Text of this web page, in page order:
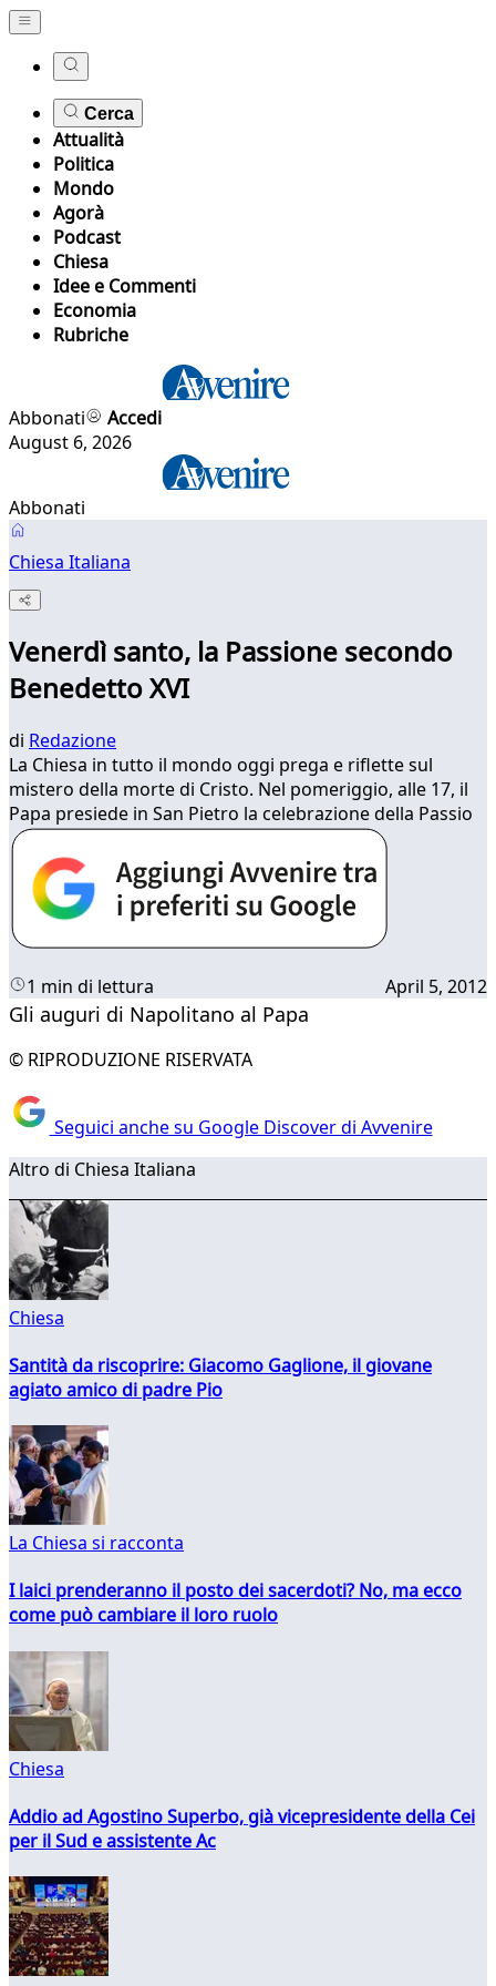
Cerca
Attualità
Politica
Mondo
Agorà
Podcast
Chiesa
Idee e Commenti
Economia
Rubriche
Abbonati
Accedi
August 6, 2026
Abbonati
Chiesa Italiana
Venerdì santo, la Passione secondo
Benedetto XVI
di Redazione
La Chiesa in tutto il mondo oggi prega e riflette sul
mistero della morte di Cristo. Nel pomeriggio, alle 17, il
Papa presiede in San Pietro la celebrazione della Passio
1 min di lettura April 5, 2012
Gli auguri di Napolitano al Papa
© RIPRODUZIONE RISERVATA
Seguici anche su Google Discover di Avvenire
Altro di Chiesa Italiana
Chiesa
Santità da riscoprire: Giacomo Gaglione, il giovane
agiato amico di padre Pio
La Chiesa si racconta
I laici prenderanno il posto dei sacerdoti? No, ma ecco
come può cambiare il loro ruolo
Chiesa
Addio ad Agostino Superbo, già vicepresidente della Cei
per il Sud e assistente Ac